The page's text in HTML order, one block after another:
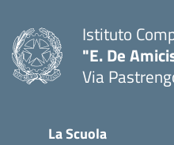
Istituto
"E. De
Via
La Scuola